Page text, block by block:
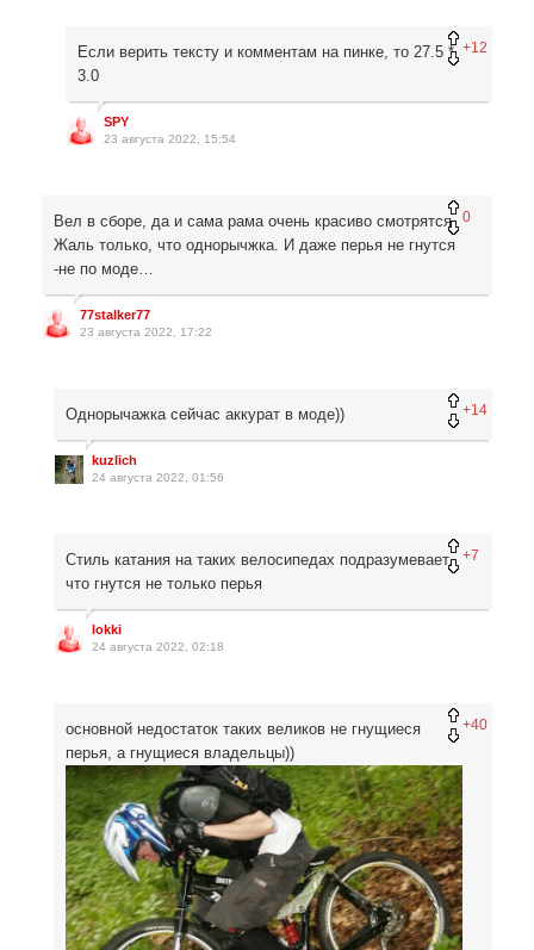
+12
Если верить тексту и комментам на пинке, то 27.5 *
3.0
SPY
23 августа 2022, 15:54
0
Вел в сборе, да и сама рама очень красиво смотрятся.
Жаль только, что однорычжка. И даже перья не гнутся
-не по моде…
77stalker77
23 августа 2022, 17:22
+14
Однорычажка сейчас аккурат в моде))
kuzlich
24 августа 2022, 01:56
+7
Стиль катания на таких велосипедах подразумевает,
что гнутся не только перья
lokki
24 августа 2022, 02:18
+40
основной недостаток таких великов не гнущиеся
перья, а гнущиеся владельцы))